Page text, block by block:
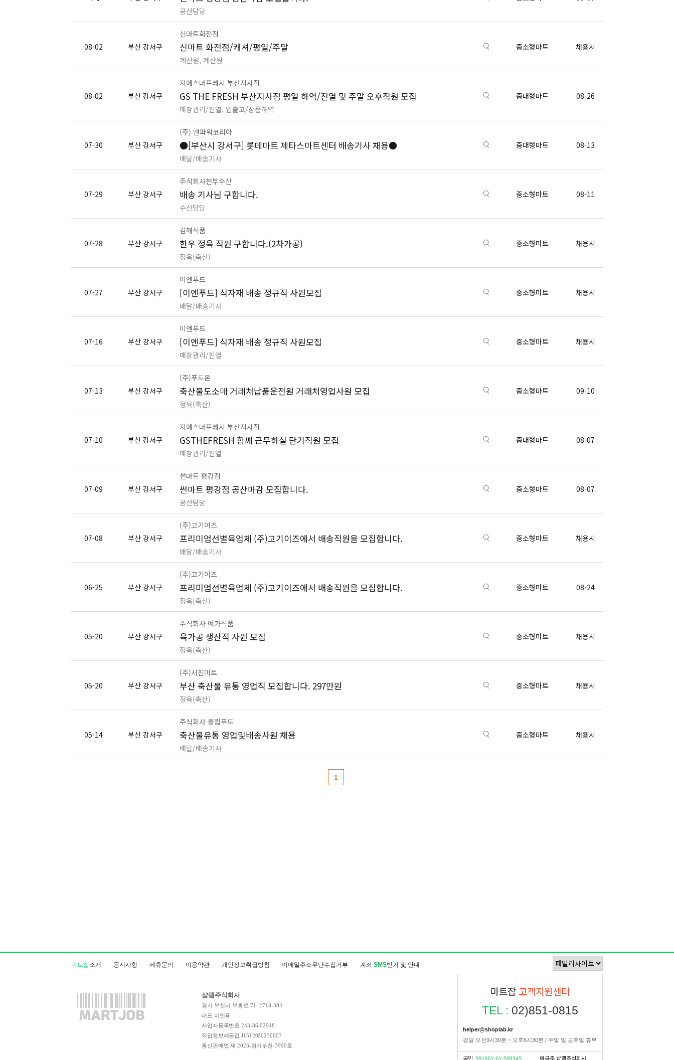
공산담당
08-02 부산 강서구
신마트화전점
신마트 화전점/캐셔/평일/주말
계산원, 계산원
중소형마트 채용시
08-02 부산 강서구
지에스더프레시 부산지사점
GS THE FRESH 부산지사점 평일 하역/진열 및 주말 오후직원 모집
매장관리/진열, 입출고/상품하역
중대형마트 08-26
07-30 부산 강서구
(주) 맨파워코리아
●[부산시 강서구] 롯데마트 제타스마트센터 배송기사 채용●
배달/배송기사
중대형마트 08-13
07-29 부산 강서구
주식회사천부수산
배송 기사님 구합니다.
수산담당
중소형마트 08-11
07-28 부산 강서구
김해식품
한우 정육 직원 구합니다.(2차가공)
정육(축산)
중소형마트 채용시
07-27 부산 강서구
이엔푸드
[이엔푸드] 식자재 배송 정규직 사원모집
배달/배송기사
중소형마트 채용시
07-16 부산 강서구
이엔푸드
[이엔푸드] 식자재 배송 정규직 사원모집
매장관리/진열
중소형마트 채용시
07-13 부산 강서구
(주)푸드온
축산물도소매 거래처납품운전원 거래처영업사원 모집
정육(축산)
중소형마트 09-10
07-10 부산 강서구
지에스더프레시 부산지사점
GSTHEFRESH 함께 근무하실 단기직원 모집
매장관리/진열
중대형마트 08-07
07-09 부산 강서구
썬마트 평강점
썬마트 평강점 공산마감 모집합니다.
공산담당
중소형마트 08-07
07-08 부산 강서구
(주)고기이즈
프리미엄선별육업체 (주)고기이즈에서 배송직원을 모집합니다.
배달/배송기사
중소형마트 채용시
06-25 부산 강서구
(주)고기이즈
프리미엄선별육업체 (주)고기이즈에서 배송직원을 모집합니다.
정육(축산)
중소형마트 08-24
05-20 부산 강서구
주식회사 예가식품
육가공 생산직 사원 모집
정육(축산)
중소형마트 채용시
05-20 부산 강서구
(주)서진미트
부산 축산물 유통 영업직 모집합니다. 297만원
정육(축산)
중소형마트 채용시
05-14 부산 강서구
주식회사 올림푸드
축산물유통 영업및배송사원 채용
배달/배송기사
중소형마트 채용시
1
마트잡소개 공지사항 제휴문의 이용약관 개인정보취급방침 이메일주소무단수집거부 계좌 SMS받기 및 안내
샵랩주식회사
경기 부천시 부흥로 71, 2718-304
대표 이인용
사업자등록번호 243-86-02948
직업정보제공업 J1512020230007
통신판매업 제 2023-경기부천-3990호
마트잡 고객지원센터
TEL : 02)851-0815
helper@shoplab.kr
평일 오전9시30분 ~ 오후6시30분 / 주말 및 공휴일 휴무
국민 591901-01-593345 예금주 샵랩주식회사